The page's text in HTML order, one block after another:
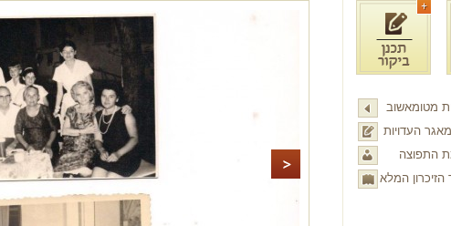
מטומאשוב
העדויות
התפוצה
המלא